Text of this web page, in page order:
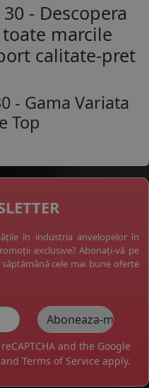
- Descopera
marcile
calitate-pret
- Gama Variata
Top
în industria anvelopelor în
exclusive? Abonați-vă pe
cele mai bune oferte
and the Google
and Terms of Service apply.